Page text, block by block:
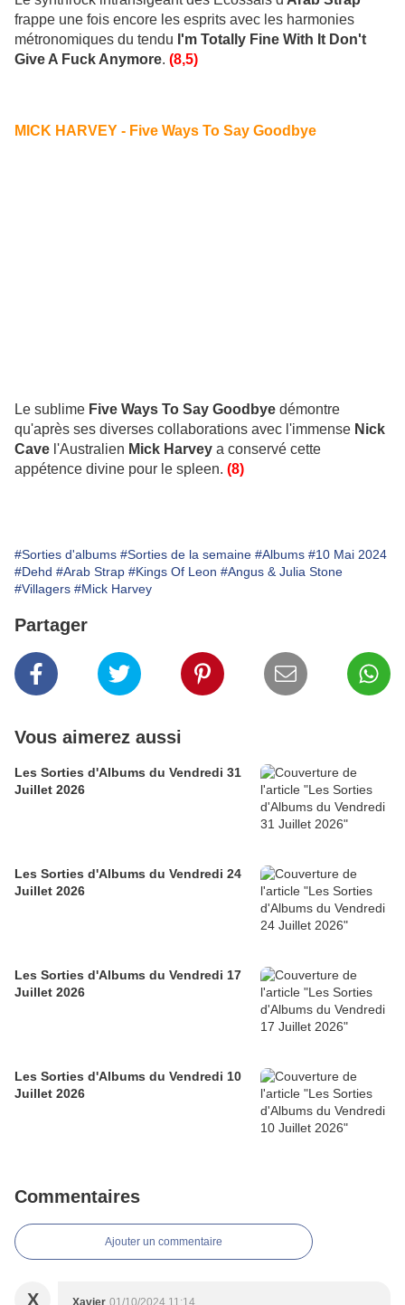
frappe une fois encore les esprits avec les harmonies
métronomiques du tendu I'm Totally Fine With It Don't
Give A Fuck Anymore. (8,5)
MICK HARVEY - Five Ways To Say Goodbye
Le sublime Five Ways To Say Goodbye démontre
qu'après ses diverses collaborations avec l'immense Nick
Cave l'Australien Mick Harvey a conservé cette
appétence divine pour le spleen. (8)
#Sorties d'albums #Sorties de la semaine #Albums #10 Mai 2024
#Dehd #Arab Strap #Kings Of Leon #Angus & Julia Stone
#Villagers #Mick Harvey
Partager
Vous aimerez aussi
Les Sorties d'Albums du Vendredi 31
Juillet 2026
Les Sorties d'Albums du Vendredi 24
Juillet 2026
Les Sorties d'Albums du Vendredi 17
Juillet 2026
Les Sorties d'Albums du Vendredi 10
Juillet 2026
Commentaires
Ajouter un commentaire
X Xavier 01/10/2024 11:14